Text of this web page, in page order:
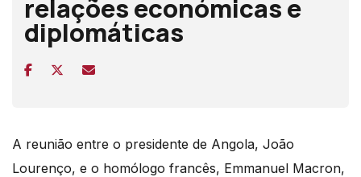
relações económicas e
diplomáticas
A reunião entre o presidente de Angola, João
Lourenço, e o homólogo francês, Emmanuel Macron,